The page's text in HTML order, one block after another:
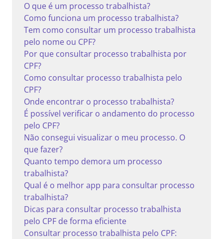
O que é um processo trabalhista?
Como funciona um processo trabalhista?
Tem como consultar um processo trabalhista
pelo nome ou CPF?
Por que consultar processo trabalhista por
CPF?
Como consultar processo trabalhista pelo
CPF?
Onde encontrar o processo trabalhista?
É possível verificar o andamento do processo
pelo CPF?
Não consegui visualizar o meu processo. O
que fazer?
Quanto tempo demora um processo
trabalhista?
Qual é o melhor app para consultar processo
trabalhista?
Dicas para consultar processo trabalhista
pelo CPF de forma eficiente
Consultar processo trabalhista pelo CPF: